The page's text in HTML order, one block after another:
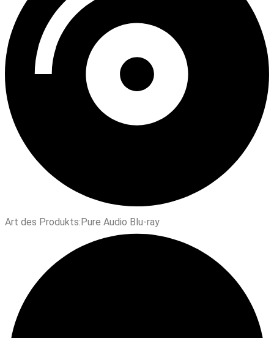
Art des Produkts: Pure Audio Blu-ray